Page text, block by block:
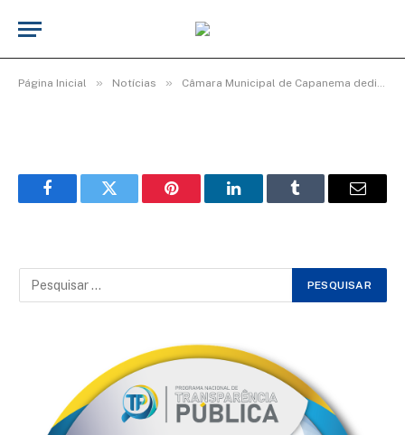
Página Inicial » Notícias » Câmara Municipal de Capanema dedica manhã de homenagens e afeto às mães capanemenses
087f40e48876
FacebookTwitter Pinterest LinkedInTumblr Email